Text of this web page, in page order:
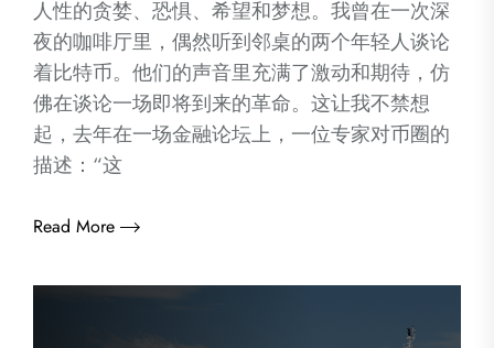
人性的贪婪、恐惧、希望和梦想。我曾在一次深
夜的咖啡厅里，偶然听到邻桌的两个年轻人谈论
着比特币。他们的声音里充满了激动和期待，仿
佛在谈论一场即将到来的革命。这让我不禁想
起，去年在一场金融论坛上，一位专家对币圈的
描述：“这
Read More